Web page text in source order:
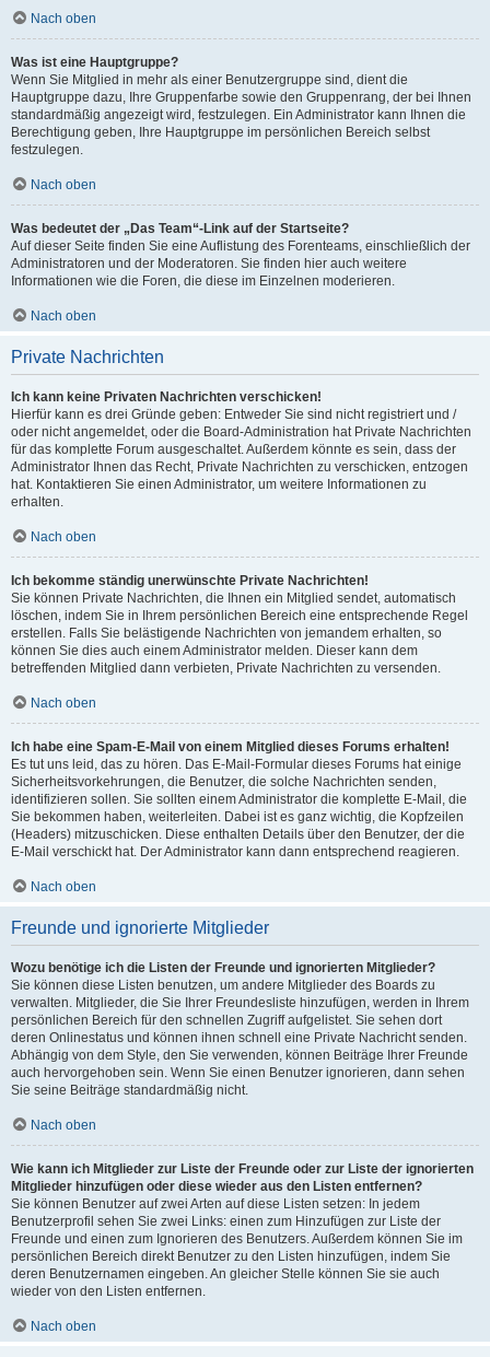
Nach oben
Was ist eine Hauptgruppe?
Wenn Sie Mitglied in mehr als einer Benutzergruppe sind, dient die
Hauptgruppe dazu, Ihre Gruppenfarbe sowie den Gruppenrang, der bei Ihnen
standardmäßig angezeigt wird, festzulegen. Ein Administrator kann Ihnen die
Berechtigung geben, Ihre Hauptgruppe im persönlichen Bereich selbst
festzulegen.
Nach oben
Was bedeutet der „Das Team“-Link auf der Startseite?
Auf dieser Seite finden Sie eine Auflistung des Forenteams, einschließlich der
Administratoren und der Moderatoren. Sie finden hier auch weitere
Informationen wie die Foren, die diese im Einzelnen moderieren.
Nach oben
Private Nachrichten
Ich kann keine Privaten Nachrichten verschicken!
Hierfür kann es drei Gründe geben: Entweder Sie sind nicht registriert und /
oder nicht angemeldet, oder die Board-Administration hat Private Nachrichten
für das komplette Forum ausgeschaltet. Außerdem könnte es sein, dass der
Administrator Ihnen das Recht, Private Nachrichten zu verschicken, entzogen
hat. Kontaktieren Sie einen Administrator, um weitere Informationen zu
erhalten.
Nach oben
Ich bekomme ständig unerwünschte Private Nachrichten!
Sie können Private Nachrichten, die Ihnen ein Mitglied sendet, automatisch
löschen, indem Sie in Ihrem persönlichen Bereich eine entsprechende Regel
erstellen. Falls Sie belästigende Nachrichten von jemandem erhalten, so
können Sie dies auch einem Administrator melden. Dieser kann dem
betreffenden Mitglied dann verbieten, Private Nachrichten zu versenden.
Nach oben
Ich habe eine Spam-E-Mail von einem Mitglied dieses Forums erhalten!
Es tut uns leid, das zu hören. Das E-Mail-Formular dieses Forums hat einige
Sicherheitsvorkehrungen, die Benutzer, die solche Nachrichten senden,
identifizieren sollen. Sie sollten einem Administrator die komplette E-Mail, die
Sie bekommen haben, weiterleiten. Dabei ist es ganz wichtig, die Kopfzeilen
(Headers) mitzuschicken. Diese enthalten Details über den Benutzer, der die
E-Mail verschickt hat. Der Administrator kann dann entsprechend reagieren.
Nach oben
Freunde und ignorierte Mitglieder
Wozu benötige ich die Listen der Freunde und ignorierten Mitglieder?
Sie können diese Listen benutzen, um andere Mitglieder des Boards zu
verwalten. Mitglieder, die Sie Ihrer Freundesliste hinzufügen, werden in Ihrem
persönlichen Bereich für den schnellen Zugriff aufgelistet. Sie sehen dort
deren Onlinestatus und können ihnen schnell eine Private Nachricht senden.
Abhängig von dem Style, den Sie verwenden, können Beiträge Ihrer Freunde
auch hervorgehoben sein. Wenn Sie einen Benutzer ignorieren, dann sehen
Sie seine Beiträge standardmäßig nicht.
Nach oben
Wie kann ich Mitglieder zur Liste der Freunde oder zur Liste der ignorierten
Mitglieder hinzufügen oder diese wieder aus den Listen entfernen?
Sie können Benutzer auf zwei Arten auf diese Listen setzen: In jedem
Benutzerprofil sehen Sie zwei Links: einen zum Hinzufügen zur Liste der
Freunde und einen zum Ignorieren des Benutzers. Außerdem können Sie im
persönlichen Bereich direkt Benutzer zu den Listen hinzufügen, indem Sie
deren Benutzernamen eingeben. An gleicher Stelle können Sie sie auch
wieder von den Listen entfernen.
Nach oben